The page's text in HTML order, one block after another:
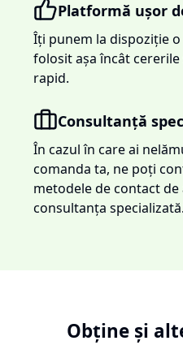
Platformă ușor
Îți punem la dispoziție
folosit așa încât
rapid.
Consultanță
În cazul în care ai
comanda ta, ne poți
metodele de contact
consultanța specializată.
Obține și